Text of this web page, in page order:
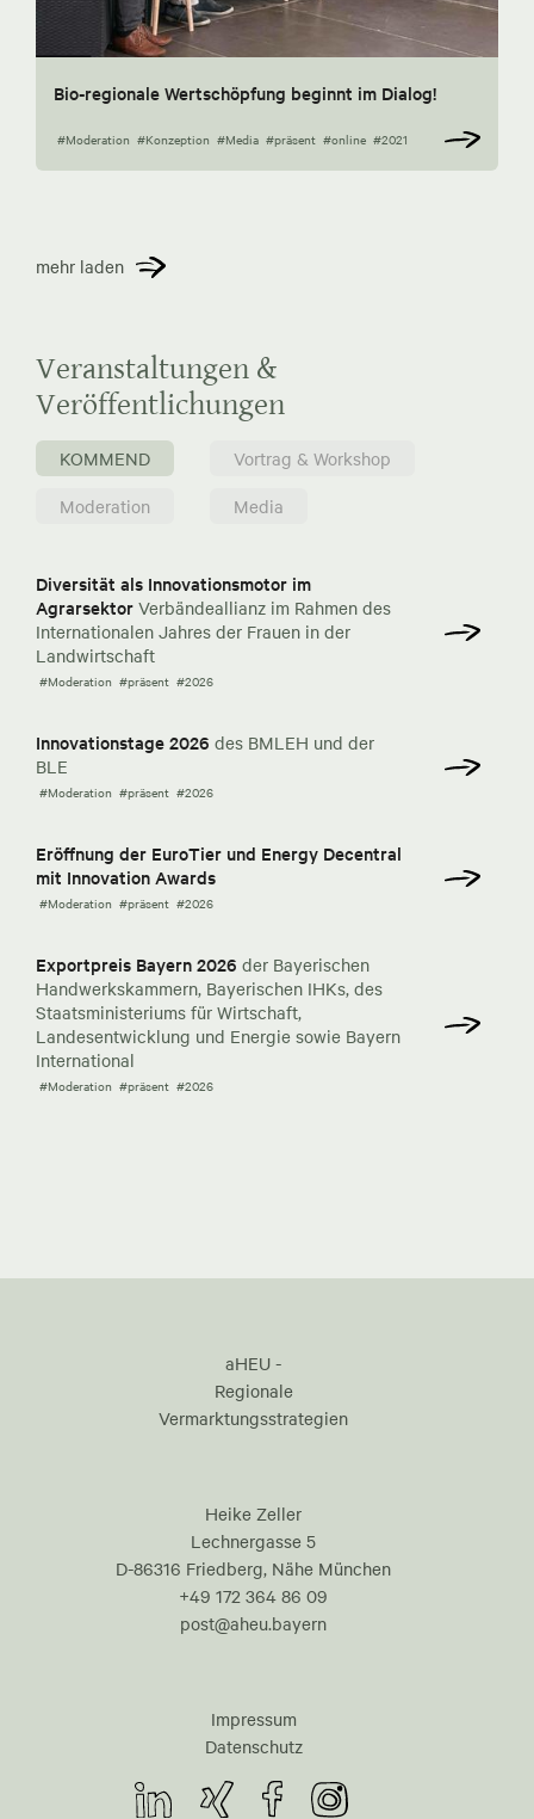
Bio-regionale Wertschöpfung beginnt im Dialog!
#Moderation #Konzeption #Media #präsent #online #2021
mehr laden
Veranstaltungen &
Veröffentlichungen
KOMMEND
Vortrag & Workshop
Moderation
Media
Diversität als Innovationsmotor im
Agrarsektor Verbändeallianz im Rahmen des
Internationalen Jahres der Frauen in der
Landwirtschaft
#Moderation #präsent #2026
Innovationstage 2026 des BMLEH und der
BLE
#Moderation #präsent #2026
Eröffnung der EuroTier und Energy Decentral
mit Innovation Awards
#Moderation #präsent #2026
Exportpreis Bayern 2026 der Bayerischen
Handwerkskammern, Bayerischen IHKs, des
Staatsministeriums für Wirtschaft,
Landesentwicklung und Energie sowie Bayern
International
#Moderation #präsent #2026
aHEU -
Regionale
Vermarktungsstrategien
Heike Zeller
Lechnergasse 5
D-86316 Friedberg, Nähe München
+49 172 364 86 09
post@aheu.bayern
Impressum
Datenschutz